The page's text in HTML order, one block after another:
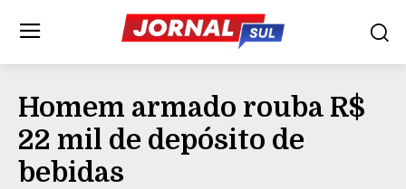
Homem armado rouba R$
22 mil de depósito de
bebidas